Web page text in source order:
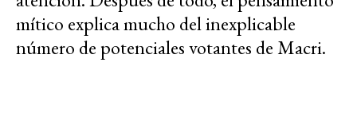
mítico explica mucho del inexplicable
número de potenciales votantes de Macri.